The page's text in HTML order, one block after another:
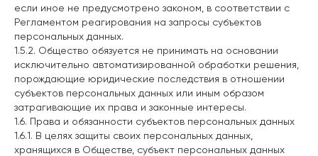
если иное не предусмотрено законом, в соответствии с
Регламентом реагирования на запросы субъектов
персональных данных.
1.5.2. Общество обязуется не принимать на основании
исключительно автоматизированной обработки решения,
порождающие юридические последствия в отношении
субъектов персональных данных или иным образом
затрагивающие их права и законные интересы.
1.6. Права и обязанности субъектов персональных данных
1.6.1. В целях защиты своих персональных данных,
хранящихся в Обществе, субъект персональных данных